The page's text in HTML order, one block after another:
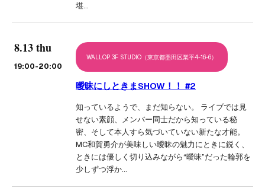
堪…
8.13 thu
19:00-20:00
WALLOP 3F STUDIO（東京都墨田区業平4-16-6）
曖昧にしときまSHOW！！ #2
知っているようで、まだ知らない。 ライブでは見
せない素顔、メンバー同士だから知っている秘
密、そして本人すら気づいていない新たな才能。
MC和賀勇介が美味しい曖昧の魅力にときに鋭く、
ときには優しく切り込みながら“曖昧”だった輪郭を
少しずつ浮か…